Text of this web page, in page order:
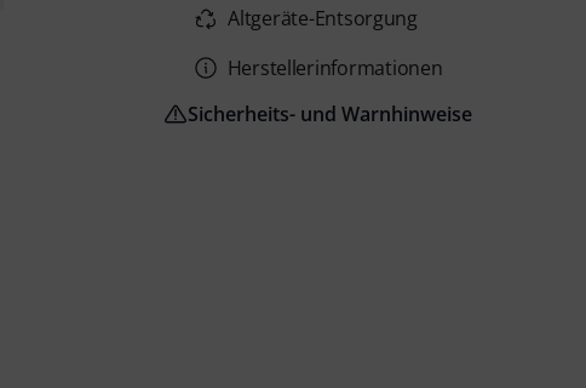
Altgeräte-Entsorgung
Herstellerinformationen
Sicherheits- und Warnhinweise